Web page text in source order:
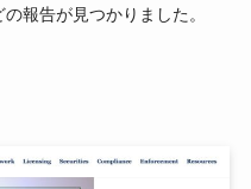
の報告が見つかりました。